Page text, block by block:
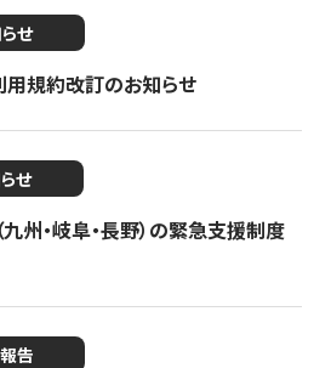
せ
用規約改訂のお知らせ
せ
州・岐阜・長野）の緊急支援制度
告